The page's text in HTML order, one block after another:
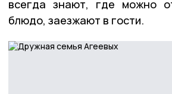
всегда знают, где можно
блюдо, заезжают в гости.